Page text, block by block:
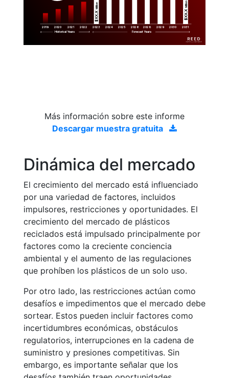
2019 2020 2021 2022 2023 2024 2025 2026 2028 2029 2030 2031
$XX.X
Million
$XX.X
Million
Historical Years Forecast Years
Más información sobre este informe
Descargar muestra gratuita
Dinámica del mercado
El crecimiento del mercado está influenciado
por una variedad de factores, incluidos
impulsores, restricciones y oportunidades. El
crecimiento del mercado de plásticos
reciclados está impulsado principalmente por
factores como la creciente conciencia
ambiental y el aumento de las regulaciones
que prohíben los plásticos de un solo uso.
Por otro lado, las restricciones actúan como
desafíos e impedimentos que el mercado debe
sortear. Estos pueden incluir factores como
incertidumbres económicas, obstáculos
regulatorios, interrupciones en la cadena de
suministro y presiones competitivas. Sin
embargo, es importante señalar que los